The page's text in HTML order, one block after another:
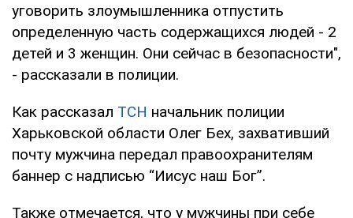
уговорить злоумышленника отпустить
определенную часть содержащихся людей - 2
детей и 3 женщин. Они сейчас в безопасности",
- рассказали в полиции.
Как рассказал ТСН начальник полиции
Харьковской области Олег Бех, захвативший
почту мужчина передал правоохранителям
баннер с надписью “Иисус наш Бог”.
Также отмечается, что у мужчины при себе